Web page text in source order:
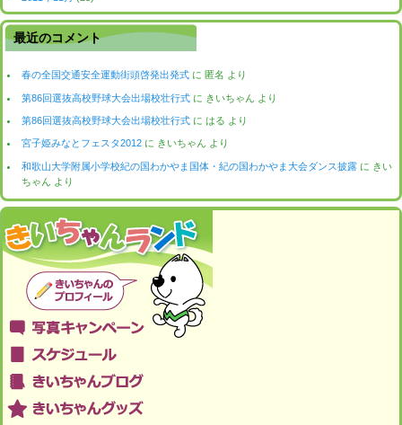
最近のコメント
春の全国交通安全運動街頭啓発出発式 に匿名 より
第86回選抜高校野球大会出場校壮行式 に きいちゃん より
第86回選抜高校野球大会出場校壮行式 にはる より
宮子姫みなとフェスタ2012 に きいちゃん より
和歌山大学附属小学校紀の国わかやま国体・紀の国わかやま大会ダンス披露 に きい
ちゃん より